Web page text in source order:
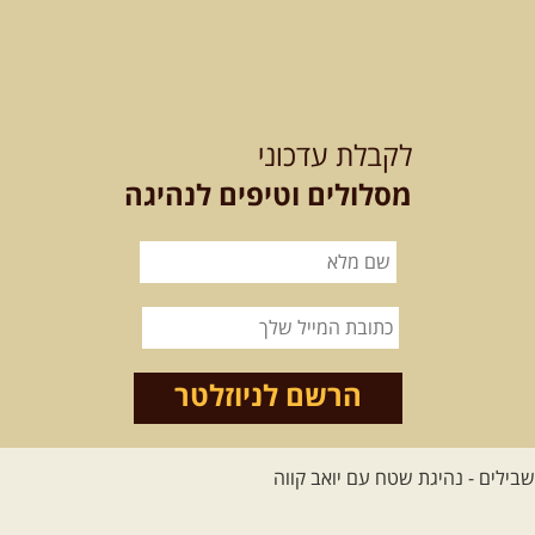
למגוון רכבי שטח
בחרנו לילה מיוחד לטיול מיוחד!
השמיים יהיו נקיים, הכוכבים ...
שישי- מעיינות
ואתגרים בצפון הרמה
מסלול חדש בצפון רמת הגולן בהובלת
מדריך תושב האזור. המסלול ...
לקבלת עדכוני
מסלולים וטיפים לנהיגה
הרשם לניוזלטר